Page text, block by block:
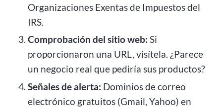
Organizaciones Exentas de Impuestos del
IRS.
Comprobación del sitio web: Si
proporcionaron una URL, visítela. ¿Parece
un negocio real que pediría sus productos?
Señales de alerta: Dominios de correo
electrónico gratuitos (Gmail, Yahoo) en